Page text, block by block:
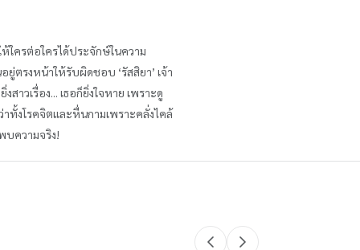
ใครต่อใครได้ประจักษ์ในความ
ตรงหน้าให้รับผิดชอบ ‘รัสสิยา’ เจ้า
าวเรื่อง... เธอก็ยิ่งใจหาย เพราะดู
ทั้งโรคจิตและหื่นกามเพราะคลั่งไคล้
บความจริง!